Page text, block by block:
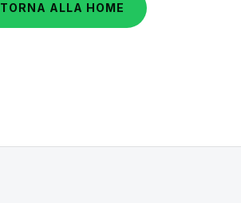
TORNA ALLA HOME